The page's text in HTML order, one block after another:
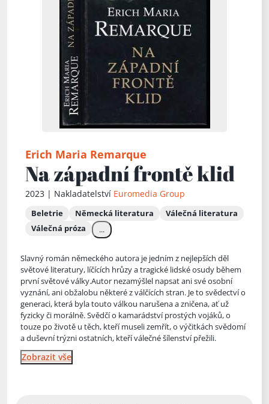
Erich Maria Remarque
Na západní frontě klid
2023 | Nakladatelství Euromedia Group
Beletrie Německá literatura
Válečná literatura
Válečná próza
...
Slavný román německého autora je jedním z nejlepších děl
světové literatury, líčících hrůzy a tragické lidské osudy během
první světové války.Autor nezamýšlel napsat ani své osobní
vyznání, ani obžalobu některé z válčících stran. Je to svědectví o
generaci, která byla touto válkou narušena a zničena, ať už
fyzicky či morálně. Svědčí o kamarádství prostých vojáků, o
touze po životě u těch, kteří museli zemřít, o výčitkách svědomí
a duševní trýzni ostatních, kteří válečné šílenství přežili.
Zobrazit vše